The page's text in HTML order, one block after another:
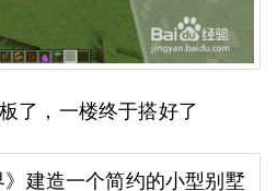
了，一楼终于搭好了